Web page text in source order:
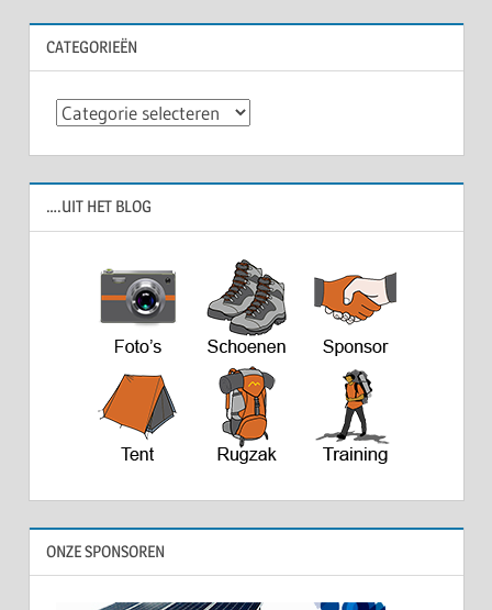
CATEGORIEËN
Categorieën
….UIT HET BLOG
ONZE SPONSOREN